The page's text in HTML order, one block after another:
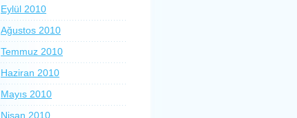
Eylül 2010
Ağustos 2010
Temmuz 2010
Haziran 2010
Mayıs 2010
Nisan 2010